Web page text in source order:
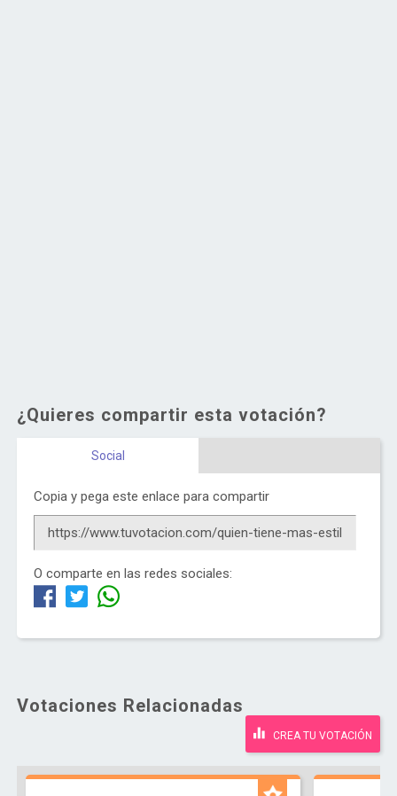
¿Quieres compartir esta votación?
Social
Copia y pega este enlace para compartir
O comparte en las redes sociales:
Votaciones Relacionadas
CREA TU VOTACIÓN